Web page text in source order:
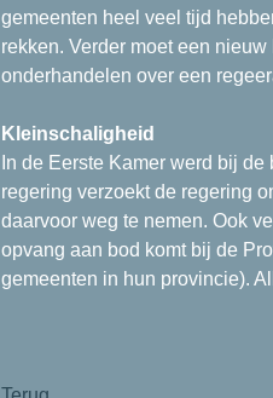
gemeenten heel veel tijd
rekken. Verder moet een
onderhandelen over een
Kleinschaligheid
In de Eerste Kamer werd bij
regering verzoekt de regering
daarvoor weg te nemen. Ook
opvang aan bod komt bij de
gemeenten in hun provincie).